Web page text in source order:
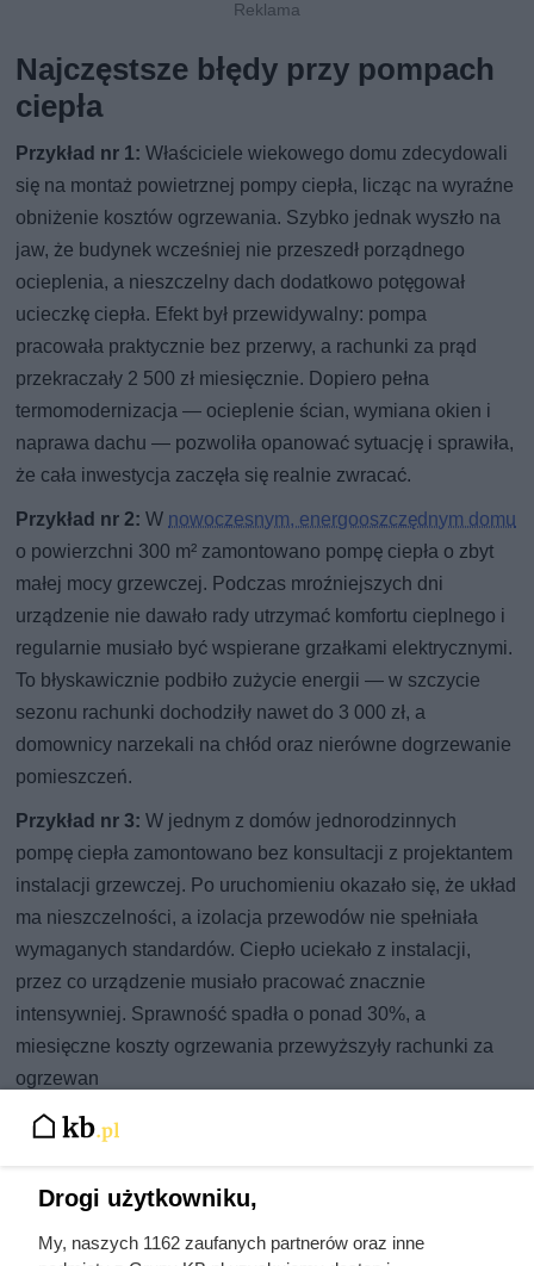
Najczęstsze błędy przy pompach
ciepła
Przykład nr 1: Właściciele wiekowego domu zdecydowali
się na montaż powietrznej pompy ciepła, licząc na wyraźne
obniżenie kosztów ogrzewania. Szybko jednak wyszło na
jaw, że budynek wcześniej nie przeszedł porządnego
ocieplenia, a nieszczelny dach dodatkowo potęgował
ucieczkę ciepła. Efekt był przewidywalny: pompa
pracowała praktycznie bez przerwy, a rachunki za prąd
przekraczały 2 500 zł miesięcznie. Dopiero pełna
termomodernizacja — ocieplenie ścian, wymiana okien i
naprawa dachu — pozwoliła opanować sytuację i sprawiła,
że cała inwestycja zaczęła się realnie zwracać.
Przykład nr 2: W nowoczesnym, energooszczędnym domu
o powierzchni 300 m² zamontowano pompę ciepła o zbyt
małej mocy grzewczej. Podczas mroźniejszych dni
urządzenie nie dawało rady utrzymać komfortu cieplnego i
regularnie musiało być wspierane grzałkami elektrycznymi.
To błyskawicznie podbiło zużycie energii — w szczycie
sezonu rachunki dochodziły nawet do 3 000 zł, a
domownicy narzekali na chłód oraz nierówne dogrzewanie
pomieszczeń.
Przykład nr 3: W jednym z domów jednorodzinnych
pompę ciepła zamontowano bez konsultacji z projektantem
instalacji grzewczej. Po uruchomieniu okazało się, że układ
ma nieszczelności, a izolacja przewodów nie spełniała
wymaganych standardów. Ciepło uciekało z instalacji,
przez co urządzenie musiało pracować znacznie
intensywniej. Sprawność spadła o ponad 30%, a
miesięczne koszty ogrzewania przewyższyły rachunki za
ogrzewan
Audyt energetyczny kluczem do
rzetelnie wykonany audyt energetyczny budynku jeszcze
Drogi użytkowniku,
My, naszych 1162 zaufanych partnerów oraz inne